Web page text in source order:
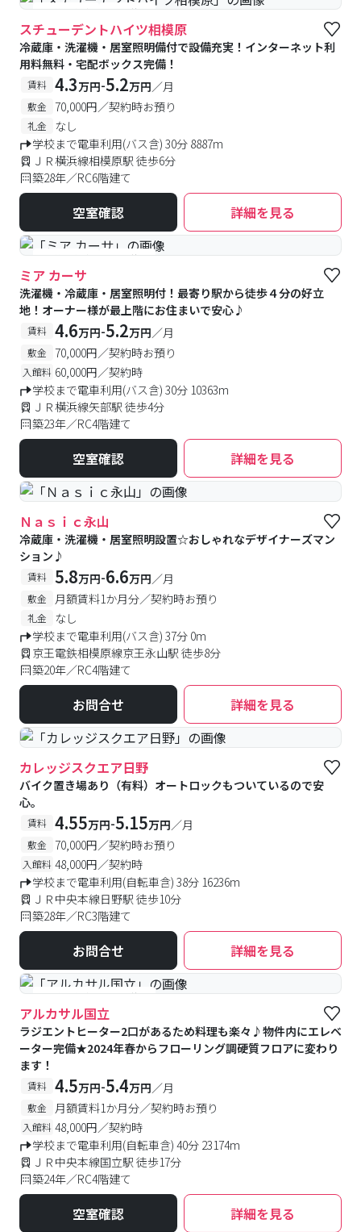
#予約受付中 #空室待ち
スチューデントハイツ相模原
冷蔵庫・洗濯機・居室照明備付で設備充実！インターネット利
用料無料・宅配ボックス完備！
賃料 4.3万円-5.2万円／月
敷金 70,000円／契約時お預り
礼金
なし
学校まで電車利用(バス含) 30分 8887m
ＪＲ横浜線相模原駅 徒歩6分
築28年／RC6階建て
空室確認 詳細を見る
#予約受付中 #空室待ち
ミア カーサ
洗濯機・冷蔵庫・居室照明付！最寄り駅から徒歩４分の好立
地！オーナー様が最上階にお住まいで安心♪
賃料 4.6万円-5.2万円／月
敷金 70,000円／契約時お預り
入館料 60,000円／契約時
学校まで電車利用(バス含) 30分 10363m
ＪＲ横浜線矢部駅 徒歩4分
築23年／RC4階建て
空室確認 詳細を見る
Ｎａｓｉｃ永山
冷蔵庫・洗濯機・居室照明設置☆おしゃれなデザイナーズマン
ション♪
賃料 5.8万円-6.6万円／月
敷金 月額賃料1か月分／契約時お預り
礼金
なし
学校まで電車利用(バス含) 37分 0m
京王電鉄相模原線京王永山駅 徒歩8分
築20年／RC4階建て
お問合せ 詳細を見る
カレッジスクエア日野
バイク置き場あり（有料）オートロックもついているので安
心。
賃料 4.55万円-5.15万円／月
敷金 70,000円／契約時お預り
入館料 48,000円／契約時
学校まで電車利用(自転車含) 38分 16236m
ＪＲ中央本線日野駅 徒歩10分
築28年／RC3階建て
お問合せ 詳細を見る
#予約受付中 #空室待ち
アルカサル国立
ラジエントヒーター2口があるため料理も楽々♪物件内にエレベ
ーター完備★2024年春からフローリング調硬質フロアに変わり
ます！
賃料 4.5万円-5.4万円／月
敷金 月額賃料1か月分／契約時お預り
入館料 48,000円／契約時
学校まで電車利用(自転車含) 40分 23174m
ＪＲ中央本線国立駅 徒歩17分
築24年／RC4階建て
空室確認 詳細を見る